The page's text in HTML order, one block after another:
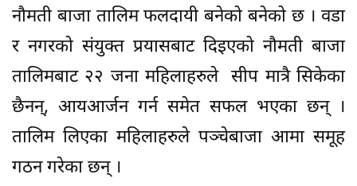
नौमती बाजा तालिम फलदायी बनेको बनेको छ । वडा
र नगरको संयुक्त प्रयासबाट दिइएको नौमती बाजा
तालिमबाट २२ जना महिलाहरुले सीप मात्रै सिकेका
छैनन्, आयआर्जन गर्न समेत सफल भएका छन् ।
तालिम लिएका महिलाहरुले पञ्चेबाजा आमा समूह
गठन गरेका छन् ।